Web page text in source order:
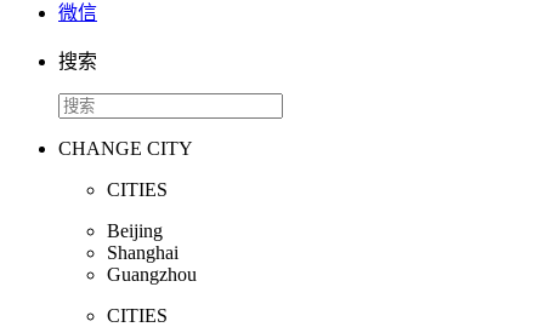
微信
搜索
CHANGE CITY
CITIES
Beijing
Shanghai
Guangzhou
CITIES